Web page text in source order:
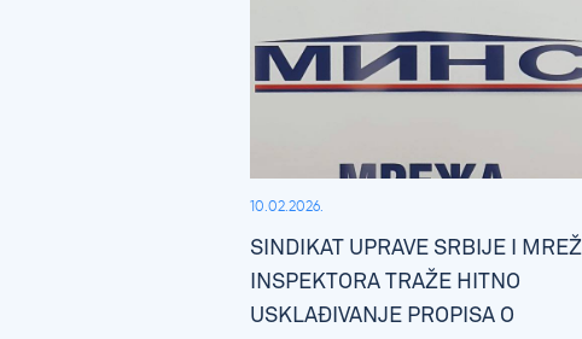
10.02.2026.
SINDIKAT UPRAVE SRBIJE I
INSPEKTORA TRAŽE HITNO
USKLAĐIVANJE PROPISA O